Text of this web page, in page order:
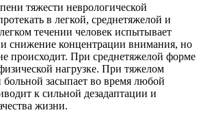
тяжести неврологической
в легкой, среднетяжелой и
течении человек испытывает
снижение концентрации внимания, но
происходит. При среднетяжелой форме
нагрузке. При тяжелом
больной засыпает во время любой
к сильной дезадаптации и
жизни.